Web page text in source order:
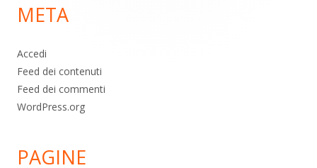
pagina
META
Accedi
Feed dei contenuti
Feed dei commenti
WordPress.org
PAGINE